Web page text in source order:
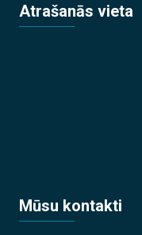
Atrašanās vieta
Mūsu kontakti